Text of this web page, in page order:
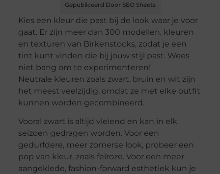
Gepubliceerd Door SEO Sheets
Kies een kleur die past bij de look waar je voor
gaat. Er zijn meer dan 300 modellen, kleuren
en texturen van Birkenstocks, zodat je een
tint kunt vinden die bij jouw stijl past. Wees
niet bang om te experimenteren!
Neutrale kleuren zoals zwart, bruin en wit zijn
het meest veelzijdig, omdat ze met elke outfit
kunnen worden gecombineerd.
Vooral zwart is altijd vleiend en kan in elk
seizoen gedragen worden. Voor een
gedurfdere, meer zomerse look, probeer een
pop van kleur, zoals felroze. Voor een meer
aangeklede, fashion-forward esthetiek kun je